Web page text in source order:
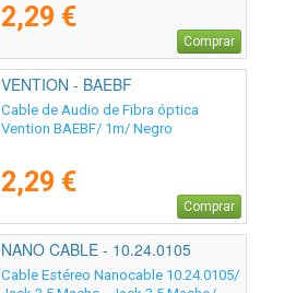
2,29 €
Comprar
VENTION - BAEBF
Cable de Audio de Fibra óptica
Vention BAEBF/ 1m/ Negro
2,29 €
Comprar
NANO CABLE - 10.24.0105
Cable Estéreo Nanocable 10.24.0105/